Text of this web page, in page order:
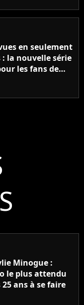
en seulement
la nouvelle série
les fans de
Minogue :
le plus attendu
ans à se faire